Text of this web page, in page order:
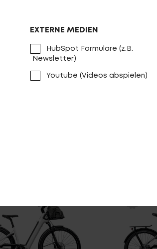
EXTERNE MEDIEN
HubSpot Formulare (z.B.
Newsletter)
Youtube (Videos abspielen)